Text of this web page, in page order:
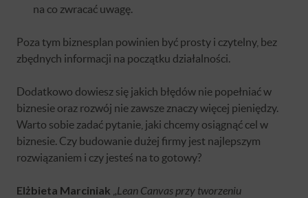
na co zwracać uwagę.
Poza tym biznesplan powinien być prosty i czytelny, bez
zbędnych informacji na początku działalności.
Dodatkowo dowiesz się jakich błędów nie popełniać w
biznesie oraz rozwój nie zawsze znaczy więcej pieniędzy.
Warto sobie zadać pytanie, jaki chcemy osiągnąć cel w
biznesie. Czy budowanie dużej firmy jest najlepszym
rozwiązaniem i czy jesteś na to gotowy?
Elżbieta Marciniak ,Lean Canvas przy tworzeniu